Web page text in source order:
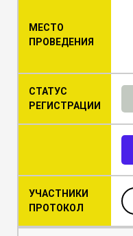
МЕСТО
ПРОВЕДЕНИЯ
СТАТУС
РЕГИСТРАЦИИ
УЧАСТНИКИ
ПРОТОКОЛ